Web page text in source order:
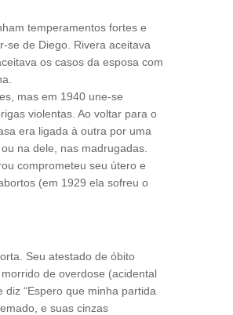
temperamentos fortes e
se de Diego. Rivera aceitava
os casos da esposa com
mas em 1940 une-se
violentas. Ao voltar para o
era ligada à outra por uma
na dele, nas madrugadas.
comprometeu seu útero e
(em 1929 ela sofreu o
Seu atestado de óbito
de overdose (acidental
“Espero que minha partida
e suas cinzas